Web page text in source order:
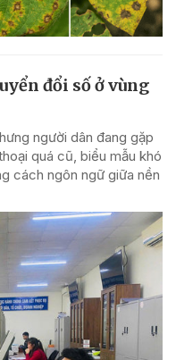
đổi số ở vùng
người dân đang gặp
quá cũ, biểu mẫu khó
cách ngôn ngữ giữa nền